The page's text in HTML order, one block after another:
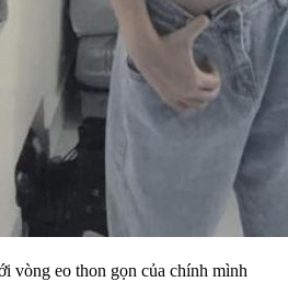
vòng eo thon gọn của chính mình